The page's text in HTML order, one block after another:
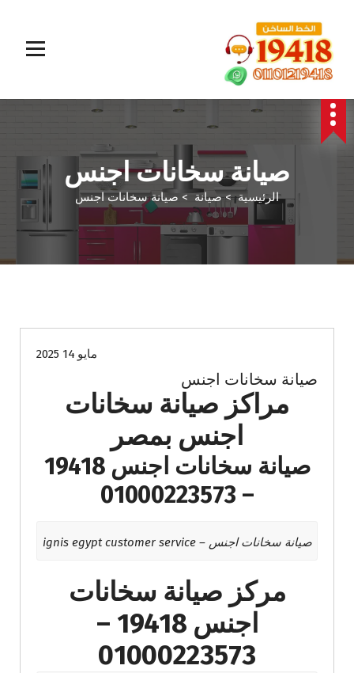
البوتاجازات، الثلاجات وغيرها داخل القاهرة والجيزة وجميع المحافظات. اتصل بنا الآن!
صيانة سخانات اجنس
الرئيسية>صيانة> صيانة سخانات اجنس
مايو 14 2025
صيانة سخانات اجنس
مراكز صيانة سخانات
اجنس بمصر
صيانة سخانات اجنس 19418
– 01000223573
صيانة سخانات اجنس – ignis egypt customer service
مركز صيانة سخانات
اجنس 19418 –
01000223573